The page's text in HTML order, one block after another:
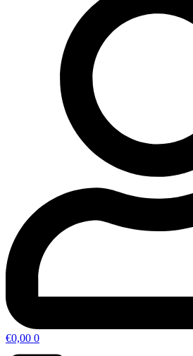
€0,00 0